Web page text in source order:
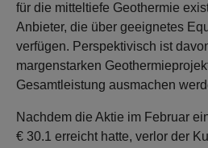
für die mitteltiefe Geothermie
Anbieter, die über geeignetes
verfügen. Perspektivisch ist
margenstarken
Gesamtleistung ausmachen
Nachdem die Aktie im Februar
€ 30.1 erreicht hatte, verlor der